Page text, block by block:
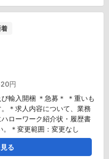
円
輸入開梱 ＊急募＊ ＊重いも
＊求人内容について、業務
ローワーク紹介状・履歴書
。＊変更範囲：変更なし
る